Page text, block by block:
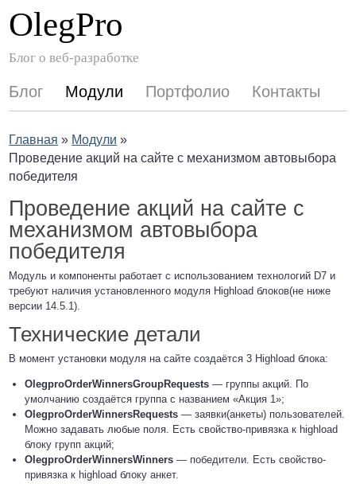
OlegPro
Блог о веб-разработке
Блог Модули Портфолио Контакты
Главная » Модули »
Проведение акций на сайте с механизмом автовыбора
победителя
Проведение акций на сайте с
механизмом автовыбора
победителя
Модуль и компоненты работает с использованием технологий D7 и
требуют наличия установленного модуля Highload блоков(не ниже
версии 14.5.1).
Технические детали
В момент установки модуля на сайте создаётся 3 Highload блока:
OlegproOrderWinnersGroupRequests— группы акций. По
умолчанию создаётся группа с названием «Акция 1»;
OlegproOrderWinnersRequests— заявки(анкеты) пользователей.
Можно задавать любые поля. Есть свойство-привязка к highload
блоку групп акций;
OlegproOrderWinnersWinners— победители. Есть свойство-
привязка к highload блоку анкет.